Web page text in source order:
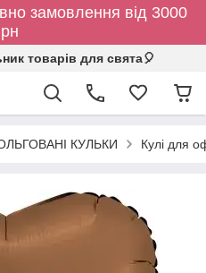
замовлення від 3000
товарів для свята🎈
КУЛЬКИ Кулі для